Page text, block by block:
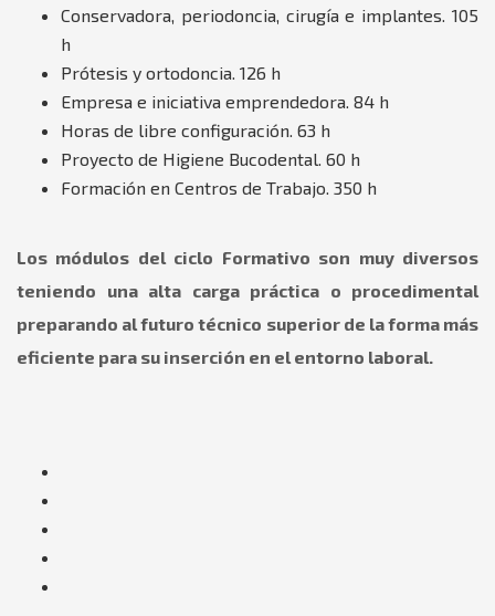
Conservadora, periodoncia, cirugía e implantes. 105
h
Prótesis y ortodoncia. 126 h
Empresa e iniciativa emprendedora. 84 h
Horas de libre configuración. 63 h
Proyecto de Higiene Bucodental. 60 h
Formación en Centros de Trabajo. 350 h
Los módulos del ciclo Formativo son muy diversos
teniendo una alta carga práctica o procedimental
preparando al futuro técnico superior de la forma más
eficiente para su inserción en el entorno laboral.